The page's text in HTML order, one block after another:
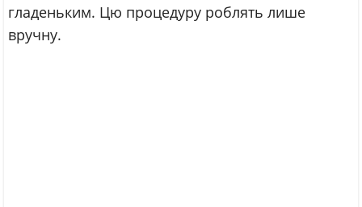
гладеньким. Цю процедуру роблять лише
вручну.